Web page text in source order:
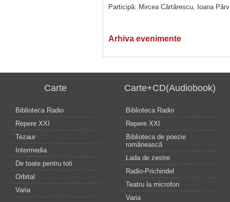
Participă: Mircea Cărtărescu, Ioana
Arhiva evenimente
Carte
Biblioteca Radio
Repere XXI
Tezaur
Intermedia
De toate pentru toti
Orbital
Varia
Carte+CD(Audiobook)
Biblioteca Radio
Repere XXI
Biblioteca de poezie
românească
Lada de zestre
Radio-Prichindel
Teatru la microfon
Varia